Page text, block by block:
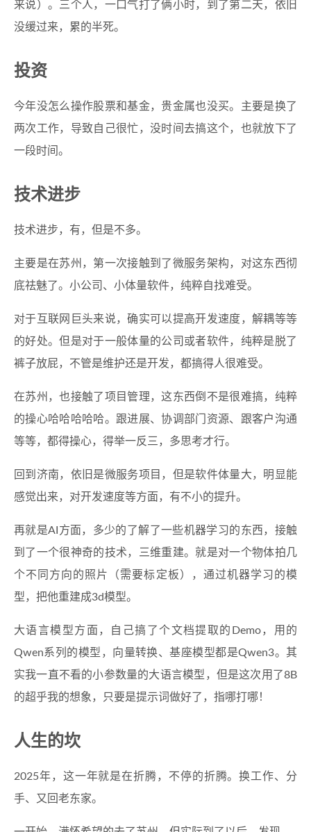
来说）。三个人，一口气打了俩小时，到了第二天，依旧
没缓过来，累的半死。
投资
今年没怎么操作股票和基金，贵金属也没买。主要是换了
两次工作，导致自己很忙，没时间去搞这个，也就放下了
一段时间。
技术进步
技术进步，有，但是不多。
主要是在苏州，第一次接触到了微服务架构，对这东西彻
底祛魅了。小公司、小体量软件，纯粹自找难受。
对于互联网巨头来说，确实可以提高开发速度，解耦等等
的好处。但是对于一般体量的公司或者软件，纯粹是脱了
裤子放屁，不管是维护还是开发，都搞得人很难受。
在苏州，也接触了项目管理，这东西倒不是很难搞，纯粹
的操心哈哈哈哈哈。跟进展、协调部门资源、跟客户沟通
等等，都得操心，得举一反三，多思考才行。
回到济南，依旧是微服务项目，但是软件体量大，明显能
感觉出来，对开发速度等方面，有不小的提升。
再就是AI方面，多少的了解了一些机器学习的东西，接触
到了一个很神奇的技术，三维重建。就是对一个物体拍几
个不同方向的照片（需要标定板），通过机器学习的模
型，把他重建成3d模型。
大语言模型方面，自己搞了个文档提取的Demo，用的
Qwen系列的模型，向量转换、基座模型都是Qwen3。其
实我一直不看的小参数量的大语言模型，但是这次用了8B
的超乎我的想象，只要是提示词做好了，指哪打哪！
人生的坎
2025年，这一年就是在折腾，不停的折腾。换工作、分
手、又回老东家。